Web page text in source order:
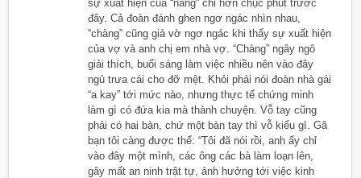
sự xuất hiện của “nàng” chỉ hơn chục phút trước
đây. Cả đoàn đánh ghen ngơ ngác nhìn nhau,
“chàng” cũng giả vờ ngơ ngác khi thấy sự xuất hiện
của vợ và anh chị em nhà vợ. “Chàng” ngây ngô
giải thích, buổi sáng làm việc nhiều nên vào đây
ngủ trưa cái cho đỡ mệt. Khỏi phải nói đoàn nhà gái
“a kay” tới mức nào, nhưng thực tế chứng minh
làm gì có đứa kia mà thành chuyện. Vỗ tay cũng
phải có hai bàn, chứ một bàn tay thì vỗ kiểu gì. Gã
bạn tôi càng được thể: “Tôi đã nói rồi, anh ấy chỉ
vào đây một mình, các ông các bà làm loạn lên,
gây mất an ninh trật tự, ảnh hưởng tới việc kinh